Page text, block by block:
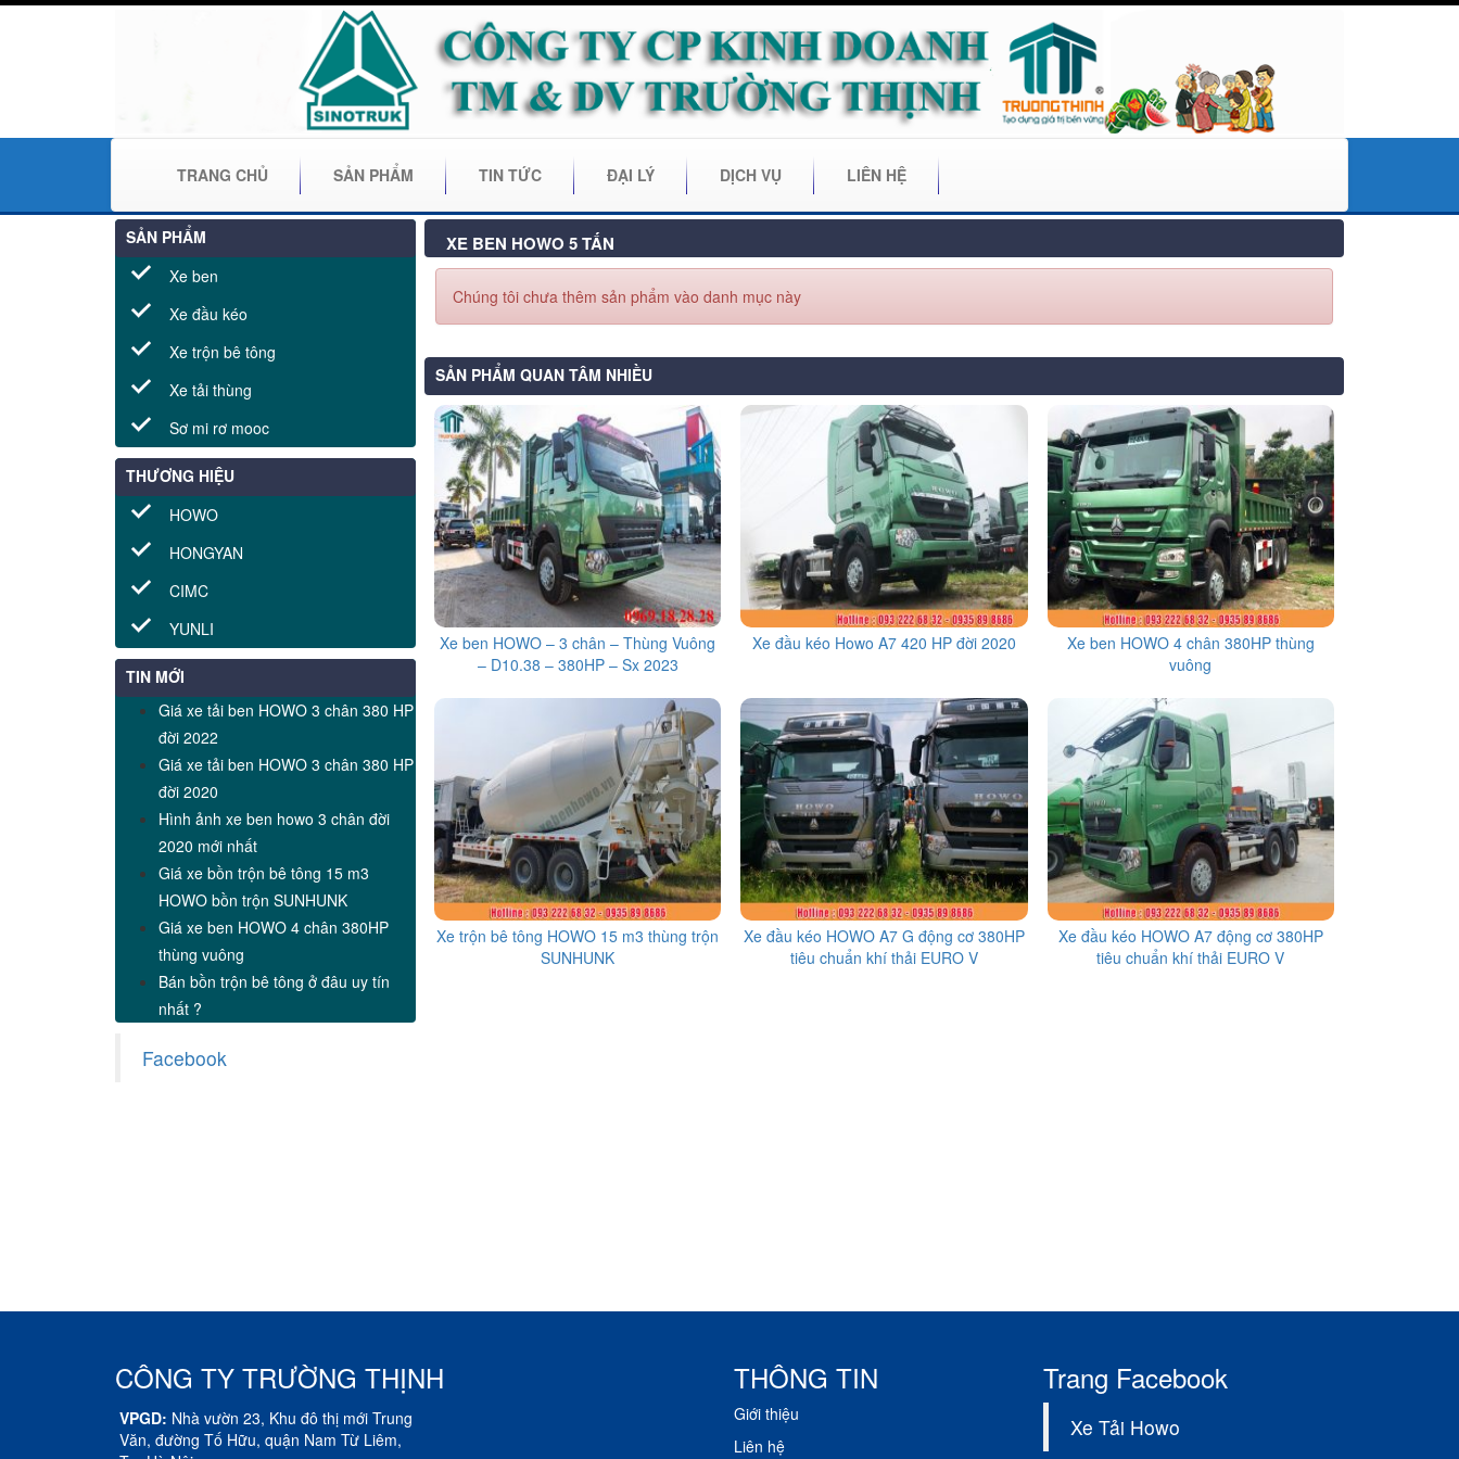
TRANG CHỦ SẢN PHẨM TIN TỨC ĐẠI LÝ DỊCH VỤ LIÊN HỆ
SẢN PHẨM
Xe ben
Xe đầu kéo
Xe trộn bê tông
Xe tải thùng
Sơ mi rơ mooc
THƯƠNG HIỆU
HOWO
HONGYAN
CIMC
YUNLI
TIN MỚI
Giá xe tải ben HOWO 3 chân 380 HP
đời 2022
Giá xe tải ben HOWO 3 chân 380 HP
đời 2020
Hình ảnh xe ben howo 3 chân đời
2020 mới nhất
Giá xe bồn trộn bê tông 15 m3
HOWO bồn trộn SUNHUNK
Giá xe ben HOWO 4 chân 380HP
thùng vuông
Bán bồn trộn bê tông ở đâu uy tín
nhất ?
Facebook
XE BEN HOWO 5 TẤN
Chúng tôi chưa thêm sản phẩm vào danh mục này
SẢN PHẨM QUAN TÂM NHIỀU
Xe ben HOWO – 3 chân – Thùng Vuông
– D10.38 – 380HP – Sx 2023
Xe đầu kéo Howo A7 420 HP đời 2020
Xe ben HOWO 4 chân 380HP thùng
vuông
Xe trộn bê tông HOWO 15 m3 thùng trộn
SUNHUNK
Xe đầu kéo HOWO A7 G động cơ 380HP
tiêu chuẩn khí thải EURO V
Xe đầu kéo HOWO A7 động cơ 380HP
tiêu chuẩn khí thải EURO V
CÔNG TY TRƯỜNG THỊNH
VPGD: Nhà vườn 23, Khu đô thị mới Trung
Văn, đường Tố Hữu, quận Nam Từ Liêm,
THÔNG TIN
Giới thiệu
Liên hệ
Trang Facebook
Xe Tải Howo